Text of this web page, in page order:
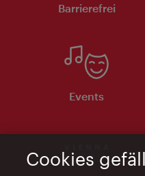
Barrierefrei
Events
Cookies